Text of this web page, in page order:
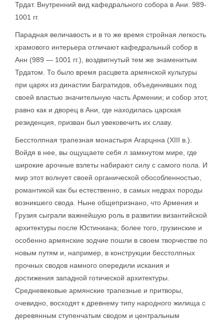
Трдат. Внутренний вид кафедрального собора в Ани. 989-
1001 гг.
Парадная величавость и в то же время стройная легкость
храмового интерьера отличают кафедральный собор в
Анн (989 — 1001 гг.), воздвигнутый тем же знаменитым
Трдатом. То было время расцвета армянской культуры
при царях из династии Багратидов, объединивших под
своей властью значительную часть Армении; и собор этот,
равно как и дворец в Ани, где находилась царская
резиденция, призван был увековечить их славу.
Бесстолпная трапезная монастыря Агарцнна (XIII в.).
Войдя в нее, вы ощущаете себя л замкнутом мире, где
широкие арочные взлеты набирают силу с самого пола. И
мир этот волнует своей органической обособленностью,
романтикой как бы естественно, в самых недрах породы
возникшего свода. Ныне общепризнано, что Армения и
Грузия сыграли важнейшую роль в развитии византийской
архитектуры после Юстиниана; более того, грузинские и
особенно армянские зодчие пошли в своем творчестве по
новым путям и, например, в конструкции бесстолпных
прочных сводов намного опередили искания и
достижения западной готической архитектуры.
Средневековые армянские трапезные и притворы,
очевидно, восходят к древнему типу народного жилища с
деревянным ступенчатым сводом и центральным